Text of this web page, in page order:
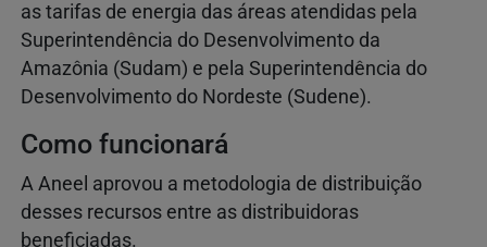
as tarifas de energia das áreas atendidas pela
Superintendência do Desenvolvimento da
Amazônia (Sudam) e pela Superintendência do
Desenvolvimento do Nordeste (Sudene).
Como funcionará
A Aneel aprovou a metodologia de distribuição
desses recursos entre as distribuidoras
beneficiadas.